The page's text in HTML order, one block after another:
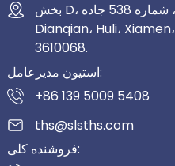
بخش D، اتاق 501، شماره 538 جاده
Dianqian، Huli، Xiamen، فوجیان، چین،
3610068.
استیون مدیرعامل:
+86 139 5009 5408
ths@slsths.com
فروشنده کلی: